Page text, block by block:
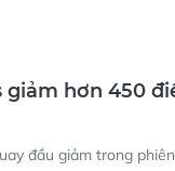
giảm hơn 450
đầu giảm trong